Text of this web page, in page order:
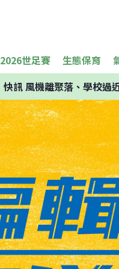
2026世足賽 生態保育
快訊風機離聚落、學校過